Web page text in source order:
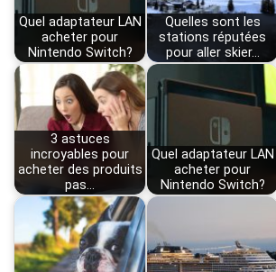
Quel adaptateur LAN
acheter pour
Nintendo Switch?
Quelles sont les
stations réputées
pour aller skier…
3 astuces
incroyables pour
acheter des produits
pas…
Quel adaptateur LAN
acheter pour
Nintendo Switch?